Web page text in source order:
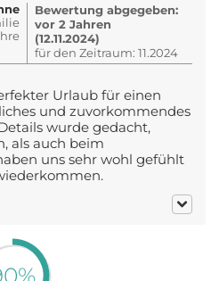
Bewertung abgegeben:
vor 2 Jahren
(12.11.2024)
für den Zeitraum: 11.2024
Urlaub für einen
und zuvorkommendes
wurde gedacht,
als auch beim
uns sehr wohl gefühlt